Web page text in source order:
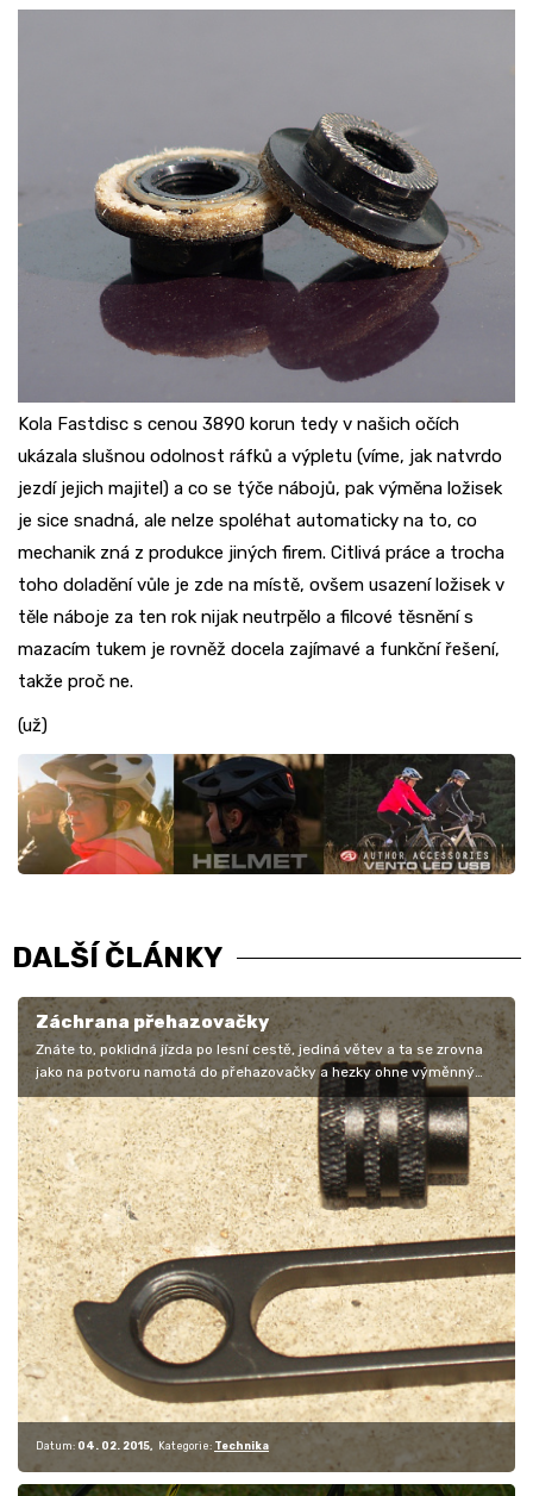
Kola Fastdisc s cenou 3890 korun tedy v našich očích
ukázala slušnou odolnost ráfků a výpletu (víme, jak natvrdo
jezdí jejich majitel) a co se týče nábojů, pak výměna ložisek
je sice snadná, ale nelze spoléhat automaticky na to, co
mechanik zná z produkce jiných firem. Citlivá práce a trocha
toho doladění vůle je zde na místě, ovšem usazení ložisek v
těle náboje za ten rok nijak neutrpělo a filcové těsnění s
mazacím tukem je rovněž docela zajímavé a funkční řešení,
takže proč ne.
(už)
DALŠÍ ČLÁNKY
Záchrana přehazovačky
Znáte to, poklidná jízda po lesní cestě, jediná větev a ta se zrovna
jako na potvoru namotá do přehazovačky a hezky ohne výměnný
hák, tedy…
Datum: 04. 02. 2015 Kategorie: Technika